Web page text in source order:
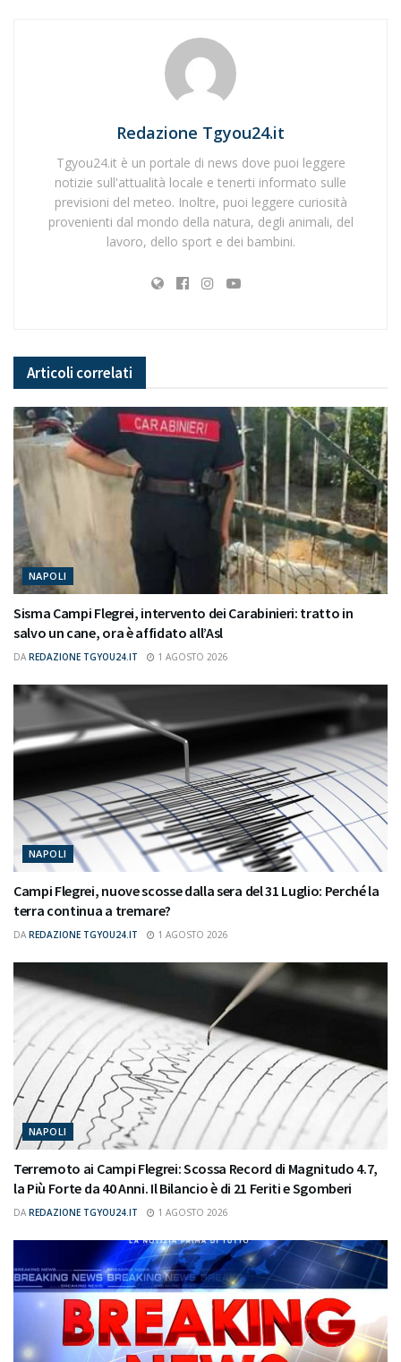
Redazione Tgyou24.it
Tgyou24.it è un portale di news dove puoi leggere
notizie sull'attualità locale e tenerti informato sulle
previsioni del meteo. Inoltre, puoi leggere curiosità
provenienti dal mondo della natura, degli animali, del
lavoro, dello sport e dei bambini.
Articoli correlati
NAPOLI
Sisma Campi Flegrei, intervento dei Carabinieri: tratto in
salvo un cane, ora è affidato all’Asl
DA REDAZIONE TGYOU24.IT 1 AGOSTO 2026
NAPOLI
Campi Flegrei, nuove scosse dalla sera del 31 Luglio: Perché la
terra continua a tremare?
DA REDAZIONE TGYOU24.IT 1 AGOSTO 2026
NAPOLI
Terremoto ai Campi Flegrei: Scossa Record di Magnitudo 4.7,
la Più Forte da 40 Anni. Il Bilancio è di 21 Feriti e Sgomberi
DA REDAZIONE TGYOU24.IT 1 AGOSTO 2026